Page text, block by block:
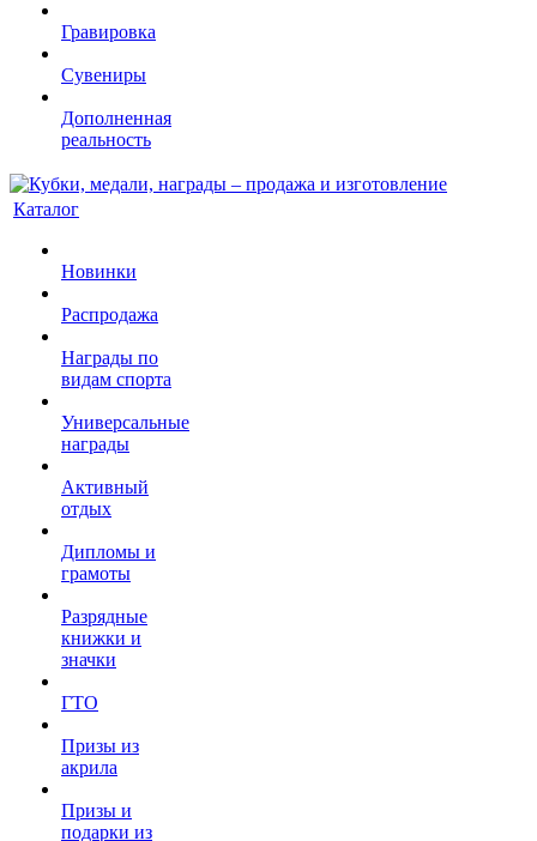
Гравировка
Сувениры
Дополненная
реальность
Каталог
Новинки
Распродажа
Награды по
видам спорта
Универсальные
награды
Активный
отдых
Дипломы и
грамоты
Разрядные
книжки и
значки
ГТО
Призы из
акрила
Призы и
подарки из